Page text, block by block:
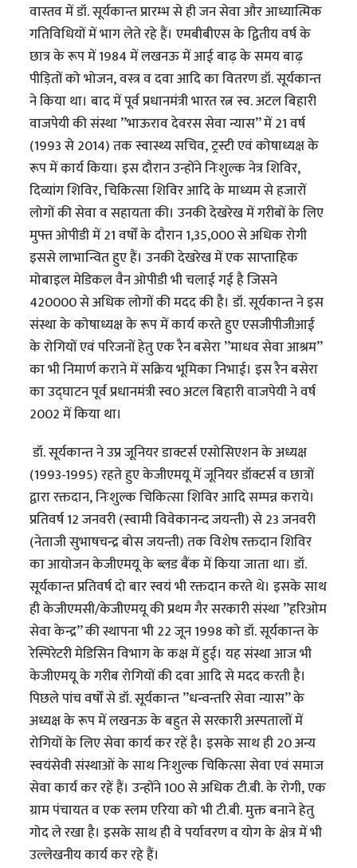
वास्तव में डॉ. सूर्यकान्त प्रारम्भ से ही जन सेवा और आध्यात्मिक
गतिविधियों में भाग लेते रहे हैं। एमबीबीएस के द्वितीय वर्ष के
छात्र के रूप में 1984 में लखनऊ में आई बाढ़ के समय बाढ़
पीड़ितों को भोजन, वस्त्र व दवा आदि का वितरण डॉ. सूर्यकान्त
ने किया था। बाद में पूर्व प्रधानमंत्री भारत रत्न स्व. अटल बिहारी
वाजपेयी की संस्था ’’भाऊराव देवरस सेवा न्यास’’ में 21 वर्ष
(1993 से 2014) तक स्वास्थ्य सचिव, ट्रस्टी एवं कोषाध्यक्ष के
रूप में कार्य किया। इस दौरान उन्होंने निःशुल्क नेत्र शिविर,
दिव्यांग शिविर, चिकित्सा शिविर आदि के माध्यम से हजारों
लोगों की सेवा व सहायता की। उनकी देखरेख में गरीबों के लिए
मुफ्त ओपीडी में 21 वर्षों के दौरान 1,35,000 से अधिक रोगी
इससे लाभान्वित हुए हैं। उनकी देखरेख में एक साप्ताहिक
मोबाइल मेडिकल वैन ओपीडी भी चलाई गई है जिसने
420000 से अधिक लोगों की मदद की है। डॉ. सूर्यकान्त ने इस
संस्था के कोषाध्यक्ष के रूप में कार्य करते हुए एसजीपीजीआई
के रोगियों एवं परिजनों हेतु एक रैन बसेरा ’’माधव सेवा आश्रम’’
का भी निमार्ण कराने में सक्रिय भूमिका निभाई। इस रैन बसेरा
का उद्घाटन पूर्व प्रधानमंत्री स्व0 अटल बिहारी वाजपेयी ने वर्ष
2002 में किया था।
डॉ. सूर्यकान्त ने उप्र जूनियर डाक्टर्स एसोसिएशन के अध्यक्ष
(1993-1995) रहते हुए केजीएमयू में जूनियर डॉक्टर्स व छात्रों
द्वारा रक्तदान, निःशुल्क चिकित्सा शिविर आदि सम्पन्न कराये।
प्रतिवर्ष 12 जनवरी (स्वामी विवेकानन्द जयन्ती) से 23 जनवरी
(नेताजी सुभाषचन्द्र बोस जयन्ती) तक विशेष रक्तदान शिविर
का आयोजन केजीएमयू के ब्लड बैंक में किया जाता था। डॉ.
सूर्यकान्त प्रतिवर्ष दो बार स्वयं भी रक्तदान करते थे। इसके साथ
ही केजीएमसी/केजीएमयू की प्रथम गैर सरकारी संस्था ’’हरिओम
सेवा केन्द्र’’ की स्थापना भी 22 जून 1998 को डॉ. सूर्यकान्त के
रेस्पिरेटरी मेडिसिन विभाग के कक्ष में हुई। यह संस्था आज भी
केजीएमयू के गरीब रोगियों की दवा आदि से मदद करती है।
पिछले पांच वर्षों से डॉ. सूर्यकान्त ’’धन्वन्तरि सेवा न्यास’’ के
अध्यक्ष के रूप में लखनऊ के बहुत से सरकारी अस्पतालों में
रोगियों के लिए सेवा कार्य कर रहें है। इसके साथ ही 20 अन्य
स्वयंसेवी संस्थाओं के साथ निःशुल्क चिकित्सा सेवा एवं समाज
सेवा कार्य कर रहें हैं। उन्होंने 100 से अधिक टी.बी. के रोगी, एक
ग्राम पंचायत व एक स्लम एरिया को भी टी.बी. मुक्त बनाने हेतु
गोद ले रखा है। इसके साथ ही वे पर्यावरण व योग के क्षेत्र में भी
उल्लेखनीय कार्य कर रहे हैं।